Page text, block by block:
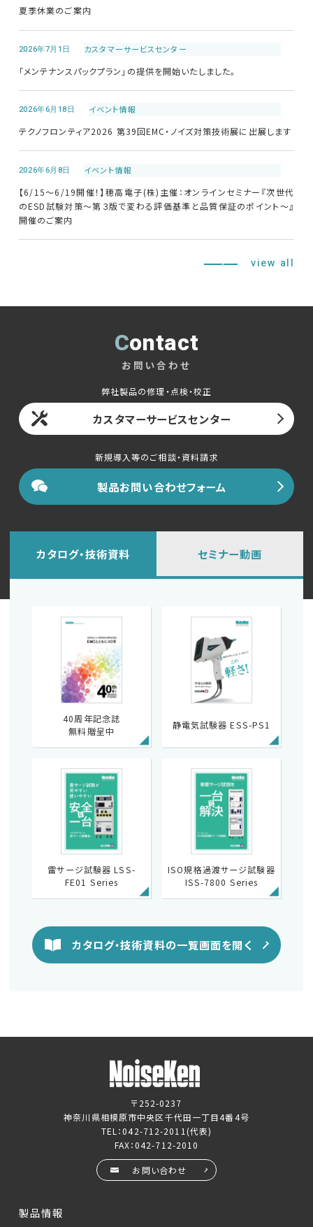
夏季休業のご案内
2026年7月1日 カスタマーサービスセンター
「メンテナンスパックプラン」の提供を開始いたしました。
2026年6月18日 イベント情報
テクノフロンティア2026 第39回EMC・ノイズ対策技術展に出展します
2026年6月8日 イベント情報
【6/15～6/19開催！】穂高電子(株)主催：オンラインセミナー『次世代
のESD試験対策～第３版で変わる評価基準と品質保証のポイント～』
開催のご案内
view all
Contact
お問い合わせ
弊社製品の修理・点検・校正
カスタマーサービスセンター
新規導入等のご相談・資料請求
製品お問い合わせフォーム
カタログ・技術資料
40周年記念誌
無料贈呈中
静電気試験器 ESS-PS1
雷サージ試験器 LSS-
FE01 Series
ISO規格過渡サージ試験器
ISS-7800 Series
カタログ・技術資料の一覧画面を開く
セミナー動画
〒252-0237
神奈川県相模原市中央区千代田一丁目4番4号
TEL：042-712-2011 (代表)
FAX：042-712-2010
お問い合わせ
製品情報